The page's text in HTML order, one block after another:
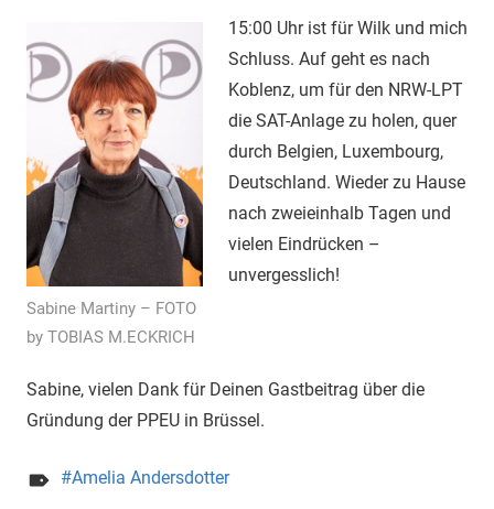
Sabine Martiny – FOTO
by TOBIAS M.ECKRICH
15:00 Uhr ist für Wilk und mich
Schluss. Auf geht es nach
Koblenz, um für den NRW-LPT
die SAT-Anlage zu holen, quer
durch Belgien, Luxembourg,
Deutschland. Wieder zu Hause
nach zweieinhalb Tagen und
vielen Eindrücken –
unvergesslich!
Sabine, vielen Dank für Deinen Gastbeitrag über die
Gründung der PPEU in Brüssel.
Amelia Andersdotter